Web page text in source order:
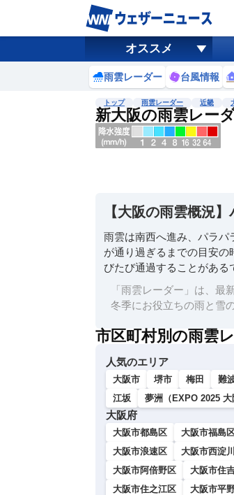
オススメ
雨雲レーダー 台風情報
トップ 雨雲レーダー 近畿
新大阪の雨雲レー
【大阪の雨雲概況
雨雲は南西へ進み、パラパ
が通り過ぎるまでの目安の
びたび通過することがある
「雨雲レーダー」は、最
冬季にお役立ちの雨と雪
市区町村別の雨雲
人気のエリア
大阪市 堺市 梅田 難
江坂
夢洲（EXPO 2025 大
大阪府
大阪市都島区 大阪市福島
大阪市浪速区
大阪市西淀
大阪市阿倍野区
大阪市住
大阪市住之江区
大阪市平